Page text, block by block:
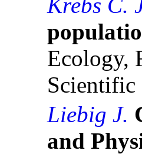
Krebs C.
Ecology,
Scientific
Liebig J.
and